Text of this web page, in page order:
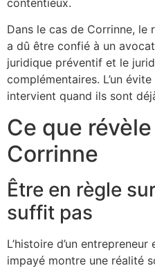
contentieux.
Dans le cas de Corrinne, le
a dû être confié à un
juridique préventif et le
complémentaires. L’un
intervient quand ils sont
Ce que
Corrinne
Être en règle
suffit pas
L’histoire d’un
impayé montre une réalité